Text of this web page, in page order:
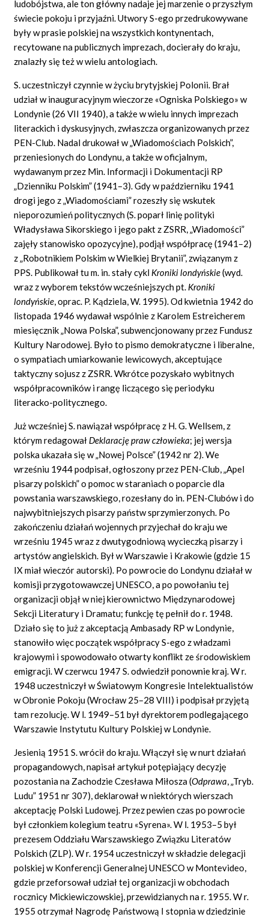
ludobójstwa, ale ton główny nadaje jej marzenie o przyszłym
świecie pokoju i przyjaźni. Utwory S-ego przedrukowywane
były w prasie polskiej na wszystkich kontynentach,
recytowane na publicznych imprezach, docierały do kraju,
znalazły się też w wielu antologiach.
S. uczestniczył czynnie w życiu brytyjskiej Polonii. Brał
udział w inauguracyjnym wieczorze «Ogniska Polskiego» w
Londynie (26 VII 1940), a także w wielu innych imprezach
literackich i dyskusyjnych, zwłaszcza organizowanych przez
PEN-Club. Nadal drukował w „Wiadomościach Polskich”,
przeniesionych do Londynu, a także w oficjalnym,
wydawanym przez Min. Informacji i Dokumentacji RP
„Dzienniku Polskim” (1941–3). Gdy w październiku 1941
drogi jego z „Wiadomościami” rozeszły się wskutek
nieporozumień politycznych (S. poparł linię polityki
Władysława Sikorskiego i jego pakt z ZSRR, „Wiadomości”
zajęły stanowisko opozycyjne), podjął współpracę (1941–2)
z „Robotnikiem Polskim w Wielkiej Brytanii”, związanym z
PPS. Publikował tu m. in. stały cykl Kroniki londyńskie(wyd.
wraz z wyborem tekstów wcześniejszych pt. Kroniki
londyńskie,oprac. P. Kądziela, W. 1995). Od kwietnia 1942 do
listopada 1946 wydawał wspólnie z Karolem Estreicherem
miesięcznik „Nowa Polska”, subwencjonowany przez Fundusz
Kultury Narodowej. Było to pismo demokratyczne i liberalne,
o sympatiach umiarkowanie lewicowych, akceptujące
taktyczny sojusz z ZSRR. Wkrótce pozyskało wybitnych
współpracowników i rangę liczącego się periodyku
literacko-politycznego.
Już wcześniej S. nawiązał współpracę z H. G. Wellsem, z
którym redagował Deklarację praw człowieka; jej wersja
polska ukazała się w „Nowej Polsce” (1942 nr 2). We
wrześniu 1944 podpisał, ogłoszony przez PEN-Club, „Apel
pisarzy polskich” o pomoc w staraniach o poparcie dla
powstania warszawskiego, rozesłany do in. PEN-Clubów i do
najwybitniejszych pisarzy państw sprzymierzonych. Po
zakończeniu działań wojennych przyjechał do kraju we
wrześniu 1945 wraz z dwutygodniową wycieczką pisarzy i
artystów angielskich. Był w Warszawie i Krakowie (gdzie 15
IX miał wieczór autorski). Po powrocie do Londynu działał w
komisji przygotowawczej UNESCO, a po powołaniu tej
organizacji objął w niej kierownictwo Międzynarodowej
Sekcji Literatury i Dramatu; funkcję tę pełnił do r. 1948.
Działo się to już z akceptacją Ambasady RP w Londynie,
stanowiło więc początek współpracy S-ego z władzami
krajowymi i spowodowało otwarty konflikt ze środowiskiem
emigracji. W czerwcu 1947 S. odwiedził ponownie kraj. W r.
1948 uczestniczył w Światowym Kongresie Intelektualistów
w Obronie Pokoju (Wrocław 25–28 VIII) i podpisał przyjętą
tam rezolucję. W l. 1949–51 był dyrektorem podlegającego
Warszawie Instytutu Kultury Polskiej w Londynie.
Jesienią 1951 S. wrócił do kraju. Włączył się w nurt działań
propagandowych, napisał artykuł potępiający decyzję
pozostania na Zachodzie Czesława Miłosza (Odprawa,„Tryb.
Ludu” 1951 nr 307), deklarował w niektórych wierszach
akceptację Polski Ludowej. Przez pewien czas po powrocie
był członkiem kolegium teatru «Syrena». W l. 1953–5 był
prezesem Oddziału Warszawskiego Związku Literatów
Polskich (ZLP). W r. 1954 uczestniczył w składzie delegacji
polskiej w Konferencji Generalnej UNESCO w Montevideo,
gdzie przeforsował udział tej organizacji w obchodach
rocznicy Mickiewiczowskiej, przewidzianych na r. 1955. W r.
1955 otrzymał Nagrodę Państwową I stopnia w dziedzinie